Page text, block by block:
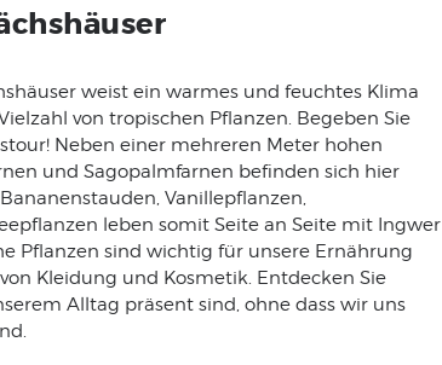
weist ein warmes und feuchtes Klima
von tropischen Pflanzen. Begeben Sie
Neben einer mehreren Meter hohen
und Sagopalmfarnen befinden sich hier
Vanillepflanzen,
leben somit Seite an Seite mit Ingwer
Pflanzen sind wichtig für unsere Ernährung
Kleidung und Kosmetik. Entdecken Sie
Alltag präsent sind, ohne dass wir uns